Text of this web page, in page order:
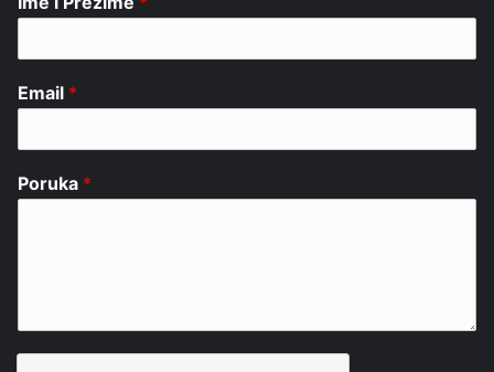
Email *
Poruka *